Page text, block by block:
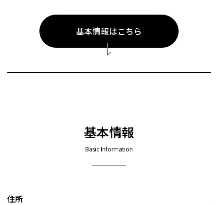
基本情報はこちら
基本情報
Basic Information
住所